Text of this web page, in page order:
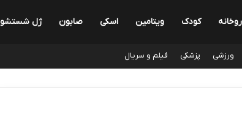
کودک ویتامین اسکی صابون ژل شستشو
ورزشی پزشکی فیلم و سریال